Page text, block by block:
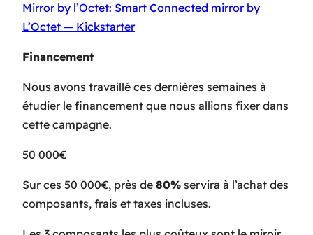
Mirror by l’Octet: Smart Connected mirror by
L’Octet — Kickstarter
Financement
Nous avons travaillé ces dernières semaines à
étudier le financement que nous allions fixer dans
cette campagne.
50 000€
Sur ces 50 000€, près de 80% servira à l’achat des
composants, frais et taxes incluses.